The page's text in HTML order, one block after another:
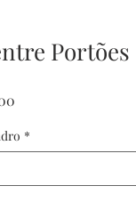
Portões
*